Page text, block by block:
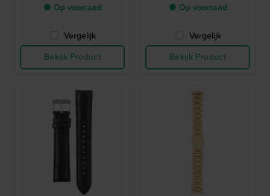
● Op voorraad
Vergelijk
Bekijk Product
● Op voorraad
Vergelijk
Bekijk Product